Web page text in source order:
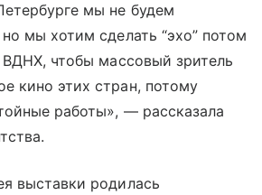
мы не будем
мы хотим сделать “эхо” потом
ВДНХ, чтобы массовый зритель
кино этих стран, потому
работы», — рассказала
выставки родилась